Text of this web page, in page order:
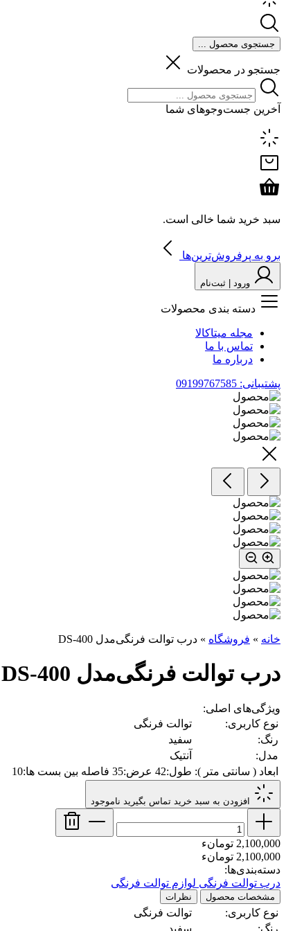
جستجوی محصول ...
جستجو در محصولات
آخرین جست‌وجوهای شما
سبد خرید شما خالی است.
برو به پرفروش‌ترین‌ها
ورود | ثبت‌نام
دسته بندی محصولات
مجله میتاکالا
تماس با ما
درباره ما
پشتیبانی: 09199767585
خانه » فروشگاه » درب توالت‌ فرنگی‌مدل DS-400
درب توالت‌ فرنگی‌مدل DS-400
ویژگی‌های اصلی:
نوع کاربری:
توالت فرنگی
رنگ:
سفید
مدل:
آنتیک
ابعاد ( سانتی متر ): طول:42 عرض:35 فاصله بین بست ها:10
افزودن به سبد خرید تماس بگیرید ناموجود
2,100,000 تومانء
2,100,000 تومانء
دسته‌بندی‌ها:
درب توالت فرنگی لوازم توالت فرنگی
مشخصات محصول نظرات
نوع کاربری:
توالت فرنگی
رنگ:
سفید